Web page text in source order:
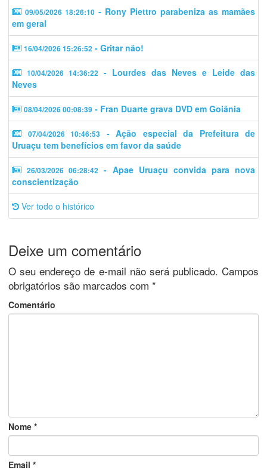
09/05/2026 18:26:10 - Rony Piettro parabeniza as mamães
em geral
16/04/2026 15:26:52 - Gritar não!
10/04/2026 14:36:22 - Lourdes das Neves e Leide das
Neves
08/04/2026 00:08:39 - Fran Duarte grava DVD em Goiânia
07/04/2026 10:46:53
- Ação especial da Prefeitura de
Uruaçu tem benefícios em favor da saúde
26/03/2026 06:28:42 - Apae Uruaçu convida para nova
conscientização
Ver todo o histórico
Deixe um comentário
O seu endereço de e-mail não será publicado. Campos
obrigatórios são marcados com *
Comentário
Nome *
Email *